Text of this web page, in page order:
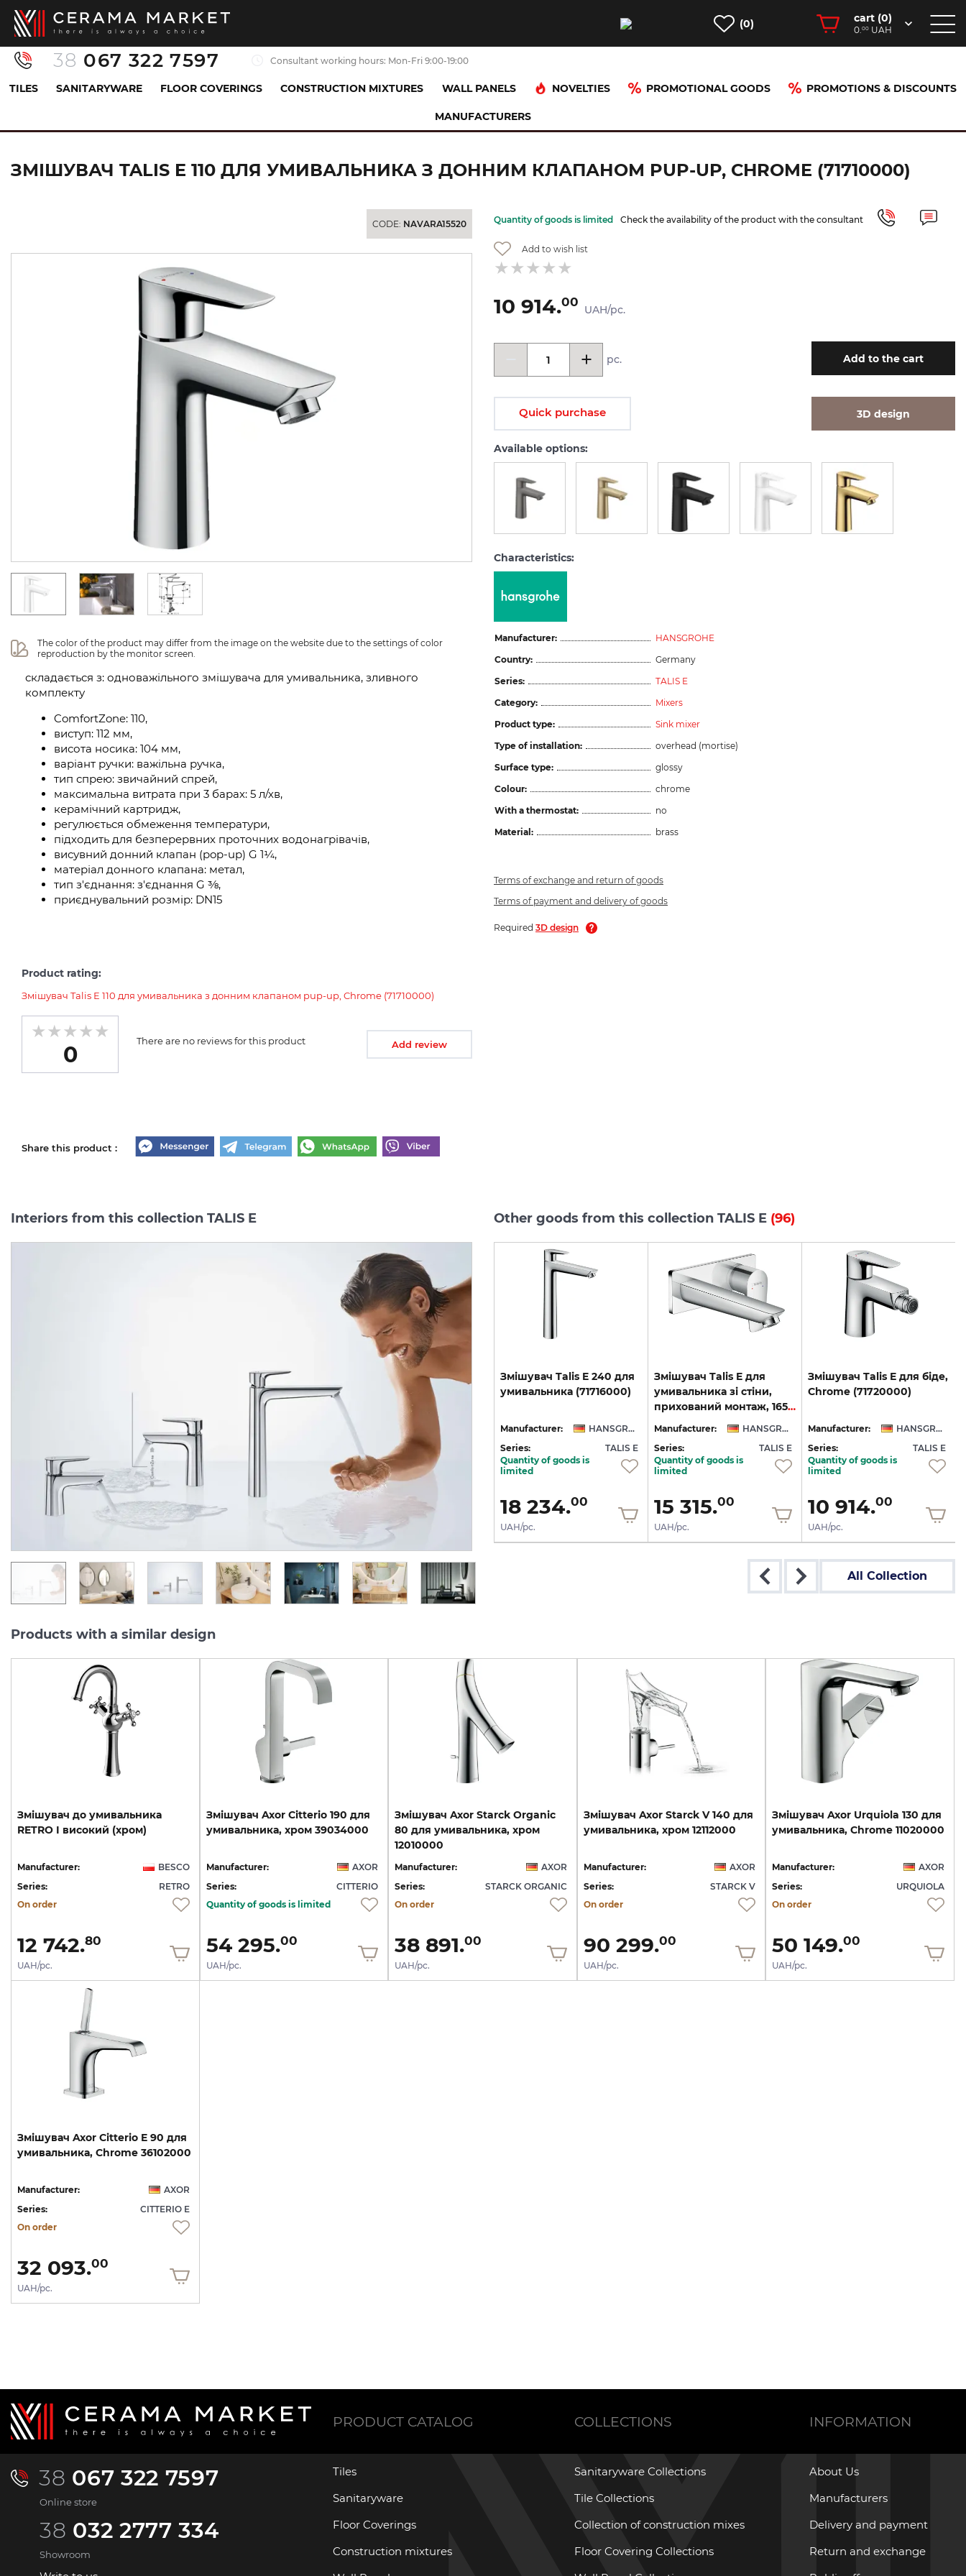
(0) cart (0)
0.00 UAH
38 067 322 7597 Consultant working hours: Mon-Fri 9:00-19:00
TILES SANITARYWARE FLOOR COVERINGS CONSTRUCTION MIXTURES WALL PANELS NOVELTIES PROMOTIONAL GOODS PROMOTIONS & DISCOUNTS
MANUFACTURERS
Змішувач Talis E 110 для умивальника з донним клапаном pup-up, Chrome (71710000)
ЗМІШУВАЧ TALIS E 110 ДЛЯ УМИВАЛЬНИКА З ДОННИМ КЛАПАНОМ PUP-UP, CHROME (71710000)
CODE: NAVARA15520
The color of the product may differ from the image on the website due to the settings of color
reproduction by the monitor screen.
складається з: одноважільного змішувача для умивальника, зливного
комплекту
ComfortZone: 110,
виступ: 112 мм,
висота носика: 104 мм,
варіант ручки: важільна ручка,
тип спрею: звичайний спрей,
максимальна витрата при 3 барах: 5 л/хв,
керамічний картридж,
регулюється обмеження температури,
підходить для безперервних проточних водонагрівачів,
висувний донний клапан (pop-up) G 1¼,
матеріал донного клапана: метал,
тип з'єднання: з'єднання G ⅜,
приєднувальний розмір: DN15
Quantity of goods is limited Check the availability of the product with the consultant
Add to wish list
10 914.00
UAH/pc.
pc. Add to the cart
Quick purchase 3D design
Available options:
Characteristics:
Manufacturer:
HANSGROHE
Country:
Germany
Series:
TALIS E
Category:
Mixers
Product type:
Sink mixer
Type of installation:
overhead (mortise)
Surface type:
glossy
Colour:
chrome
With a thermostat:
no
Material:
brass
Terms of exchange and return of goods
Terms of payment and delivery of goods
Required 3D design
Product rating:
Змішувач Talis E 110 для умивальника з донним клапаном pup-up, Chrome (71710000)
0
There are no reviews for this product Add review
Share this product :
Interiors from this collection TALIS E Other goods from this collection TALIS E (96)
на край ванни 3 отвори
TALIS E
On order
29 619.00
Змішувач Talis E для
умивальника на 3 отвори,
Matt Black (71733670)
Manufacturer:
Series:
Quantity of goods is
limited
27 621.00
Змішувач Talis E 110 для
умивальника з донним
Quantity of goods is
limited
00
UAH/pc.
Змішувач Talis E 240 для
умивальника (71716000)
Manufacturer:
HANSGROHE
Series:
TALIS E
Quantity of goods is
limited
18 234.00
UAH/pc.
Змішувач Talis E для
умивальника зі стіни,
прихований монтаж, 165 мм, Chrome (71732000)
Manufacturer:
HANSGROHE
Series:
TALIS E
Quantity of goods is
limited
15 315.00
UAH/pc.
Змішувач Talis E для біде,
Chrome (71720000)
Manufacturer:
HANSGROHE
Series:
TALIS E
Quantity of goods is
limited
10 914.00
UAH/pc.
All Collection
Products with a similar design
Змішувач до умивальника
RETRO I високий (хром)
Manufacturer:
BESCO
Series:
RETRO
On order
12 742.80
UAH/pc.
Змішувач Axor Citterio 190 для
умивальника, хром 39034000
Manufacturer:
AXOR
Series:
CITTERIO
Quantity of goods is limited
54 295.00
UAH/pc.
Змішувач Axor Starck Organic
80 для умивальника, хром
12010000
Manufacturer:
AXOR
Series:
STARCK ORGANIC
On order
38 891.00
UAH/pc.
Змішувач Axor Starck V 140 для
умивальника, хром 12112000
Manufacturer:
AXOR
Series:
STARCK V
On order
90 299.00
UAH/pc.
Змішувач Axor Urquiola 130 для
умивальника, Chrome 11020000
Manufacturer:
AXOR
Series:
URQUIOLA
On order
50 149.00
UAH/pc.
Змішувач Axor Citterio E 90 для
умивальника, Chrome 36102000
Manufacturer:
AXOR
Series:
CITTERIO E
On order
32 093.00
UAH/pc.
38 067 322 7597
Online store
38 032 2777 334
Showroom
PRODUCT CATALOG
Tiles
Sanitaryware
Floor Coverings
Construction mixtures
COLLECTIONS
Sanitaryware Collections
Tile Collections
Collection of construction mixes
Floor Covering Collections
INFORMATION
About Us
Manufacturers
Delivery and payment
Return and exchange